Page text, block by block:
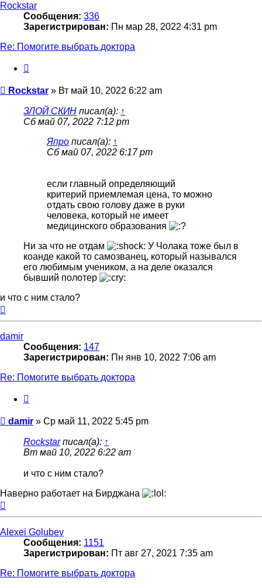
Rockstar
Сообщения: 336
Зарегистрирован: Пн мар 28, 2022 4:31 pm
Re: Помогите выбрать доктора
Сообщение
Rockstar » Вт май 10, 2022 6:22 am
ЗЛОЙ СКИН писал(а): ↑
Сб май 07, 2022 7:12 pm
Япро писал(а): ↑
Сб май 07, 2022 6:17 pm
если главный определяющий
критерий приемлемая цена, то можно
отдать свою голову даже в руки
человека, который не имеет
медицинского образования
Ни за что не отдам
У Чолака тоже был в
коанде какой то самозванец, который назывался
его любимым учеником, а на деле оказался
бывший полотер
и что с ним стало?
damir
Сообщения: 147
Зарегистрирован: Пн янв 10, 2022 7:06 am
Re: Помогите выбрать доктора
Сообщение
damir » Ср май 11, 2022 5:45 pm
Rockstarписал(а): ↑
Вт май 10, 2022 6:22 am
и что с ним стало?
Наверно работает на Бирджана
Alexei Golubev
Сообщения: 1151
Зарегистрирован: Пт авг 27, 2021 7:35 am
Re: Помогите выбрать доктора